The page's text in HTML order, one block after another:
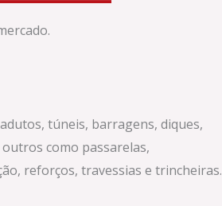
túneis, barragens, diques,
como passarelas,
reforços, travessias e trincheiras.